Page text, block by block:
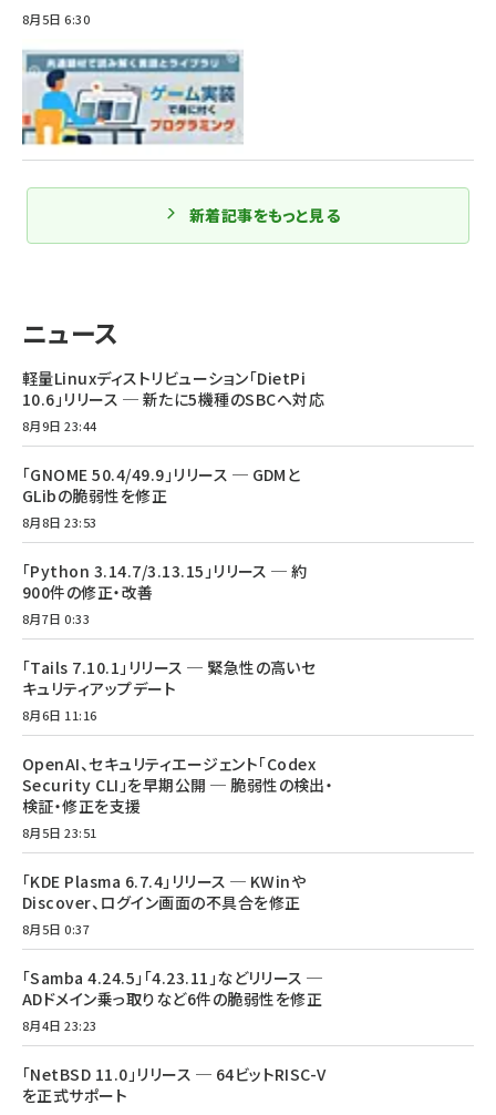
8月5日 6:30
新着記事をもっと見る
ニュース
軽量Linuxディストリビューション「DietPi
10.6」リリース ─ 新たに5機種のSBCへ対応
8月9日 23:44
「GNOME 50.4/49.9」リリース ─ GDMと
GLibの脆弱性を修正
8月8日 23:53
「Python 3.14.7/3.13.15」リリース ─ 約
900件の修正・改善
8月7日 0:33
「Tails 7.10.1」リリース ─ 緊急性の高いセ
キュリティアップデート
8月6日 11:16
OpenAI、セキュリティエージェント「Codex
Security CLI」を早期公開 ─ 脆弱性の検出・
検証・修正を支援
8月5日 23:51
「KDE Plasma 6.7.4」リリース ─ KWinや
Discover、ログイン画面の不具合を修正
8月5日 0:37
「Samba 4.24.5」「4.23.11」などリリース ─
ADドメイン乗っ取りなど6件の脆弱性を修正
8月4日 23:23
「NetBSD 11.0」リリース ─ 64ビットRISC-V
を正式サポート